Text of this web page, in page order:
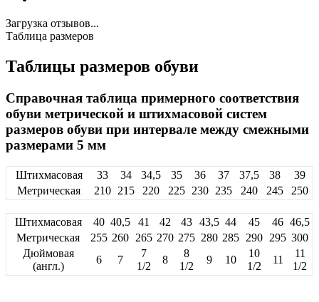
Загрузка отзывов...
Таблица размеров
Таблицы размеров обуви
Справочная таблица примерного соответствия
обуви метрической и штихмасовой систем
размеров обуви при интервале между смежными
размерами 5 мм
Штихмасовая 33 34 34,5 35 36 37 37,5 38
39
Метрическая
210 215 220 225 230 235 240 245 250
Штихмасовая 40 40,5 41 42 43 43,5 44 45 46 46,5
Метрическая
255 260 265 270 275 280 285 290 295 300
Дюймовая
(англ.)
6 7
7
1/2
8
8
1/2
9 10
10
1/2
11
11
1/2